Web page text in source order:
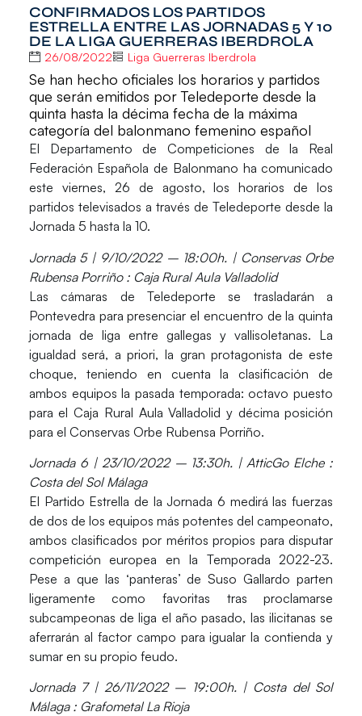
CONFIRMADOS LOS PARTIDOS
ESTRELLA ENTRE LAS JORNADAS 5 Y 10
DE LA LIGA GUERRERAS IBERDROLA
26/08/2022 Liga Guerreras Iberdrola
Se han hecho oficiales los horarios y partidos
que serán emitidos por Teledeporte desde la
quinta hasta la décima fecha de la máxima
categoría del balonmano femenino español
El Departamento de Competiciones de la Real
Federación Española de Balonmano ha comunicado
este viernes, 26 de agosto, los horarios de los
partidos televisados a través de Teledeporte desde la
Jornada 5 hasta la 10.
Jornada 5 | 9/10/2022 – 18:00h. | Conservas Orbe
Rubensa Porriño : Caja Rural Aula Valladolid
Las cámaras de Teledeporte se trasladarán a
Pontevedra para presenciar el encuentro de la quinta
jornada de liga entre gallegas y vallisoletanas. La
igualdad será, a priori, la gran protagonista de este
choque, teniendo en cuenta la clasificación de
ambos equipos la pasada temporada: octavo puesto
para el Caja Rural Aula Valladolid y décima posición
para el Conservas Orbe Rubensa Porriño.
Jornada 6 | 23/10/2022 – 13:30h. | AtticGo Elche :
Costa del Sol Málaga
El Partido Estrella de la Jornada 6 medirá las fuerzas
de dos de los equipos más potentes del campeonato,
ambos clasificados por méritos propios para disputar
competición europea en la Temporada 2022-23.
Pese a que las ‘panteras’ de Suso Gallardo parten
ligeramente como favoritas tras proclamarse
subcampeonas de liga el año pasado, las ilicitanas se
aferrarán al factor campo para igualar la contienda y
sumar en su propio feudo.
Jornada 7 | 26/11/2022 – 19:00h. | Costa del Sol
Málaga : Grafometal La Rioja